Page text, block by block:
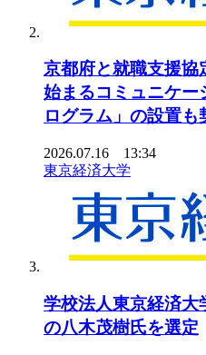
京都府と就職支援協
始まるコミュニケー
ログラム」の設置も
2026.07.16 13:34
東京経済大学
学校法人東京経済大
の八木茂樹氏を選定